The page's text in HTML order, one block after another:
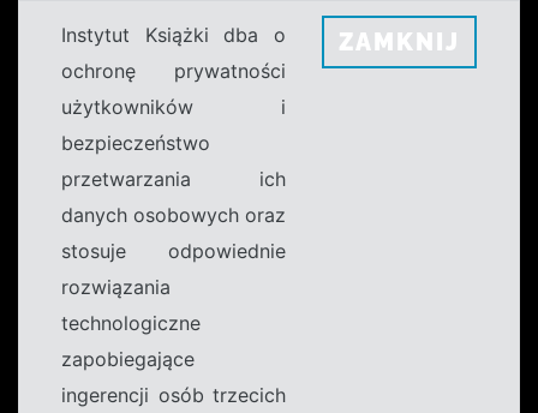
Instytut Książki dba o
ochronę prywatności
użytkowników i
bezpieczeństwo
przetwarzania ich
danych osobowych oraz
stosuje odpowiednie
rozwiązania
technologiczne
zapobiegające
ingerencji osób trzecich
ZAMKNIJ